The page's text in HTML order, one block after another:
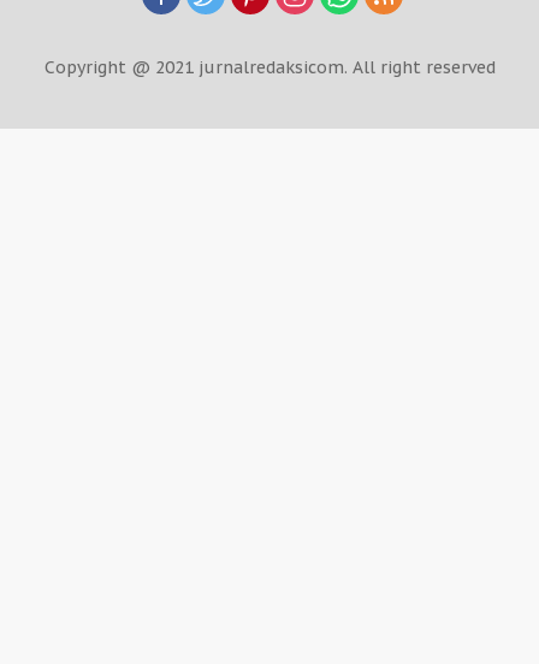
Copyright @ 2021 jurnalredaksicom. All right reserved